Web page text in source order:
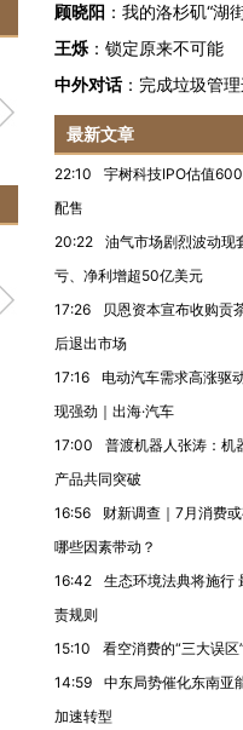
视线｜HYROX的吸金
术：是什么让中产们甘
心“花钱找虐”？
毒品
【推广】走进第四届链博
会，让数智科技“链”接产
【特别
顾晓阳 ： 我的洛杉矶“湖
王烁 ： 锁定原来不可能
中外对话： 完成垃圾管理
最新文章
22:10
宇树科技IPO估值
配售
20:22
油气市场剧烈波动现
亏、净利增超50亿美元
17:26
贝恩资本宣布收购贡
后退出市场
17:16
电动汽车需求高涨驱
现强劲｜出海·汽车
17:00
普渡机器人张涛：机
产品共同突破
16:56
财新调查｜7月消费
哪些因素带动？
16:42
生态环境法典将施行
责规则
15:10
看空消费的“三大误区”
14:59
中东局势催化东南亚
加速转型